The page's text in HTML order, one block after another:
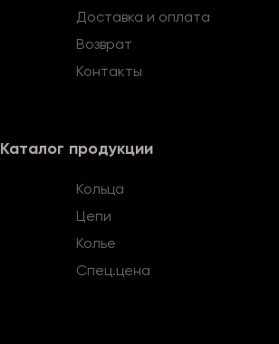
Доставка и оплата
Возврат
Контакты
Каталог продукции
Кольца
Цепи
Колье
Спец.цена